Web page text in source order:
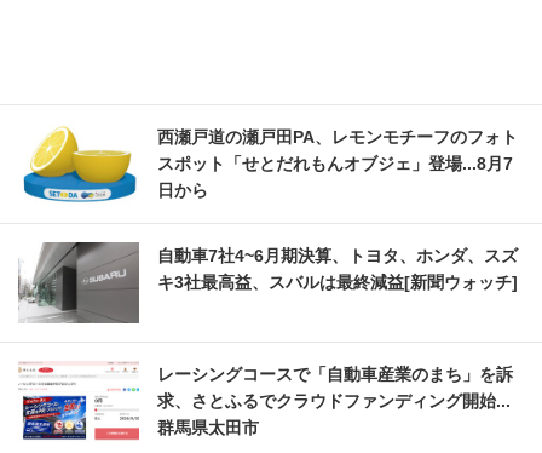
西瀬戸道の瀬戸田PA、レモンモチーフのフォト
スポット「せとだれもんオブジェ」登場...8月7
日から
自動車7社4~6月期決算、トヨタ、ホンダ、スズ
キ3社最高益、スバルは最終減益[新聞ウォッチ]
レーシングコースで「自動車産業のまち」を訴
求、さとふるでクラウドファンディング開始...
群馬県太田市